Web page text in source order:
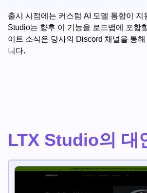
출시 시점에는 커스텀 AI 모델 통합이 지
Studio는 향후 이 기능을 로드맵에 포함
이트 소식은 당사의 Discord 채널을 통
니다.
LTX Studio의 대